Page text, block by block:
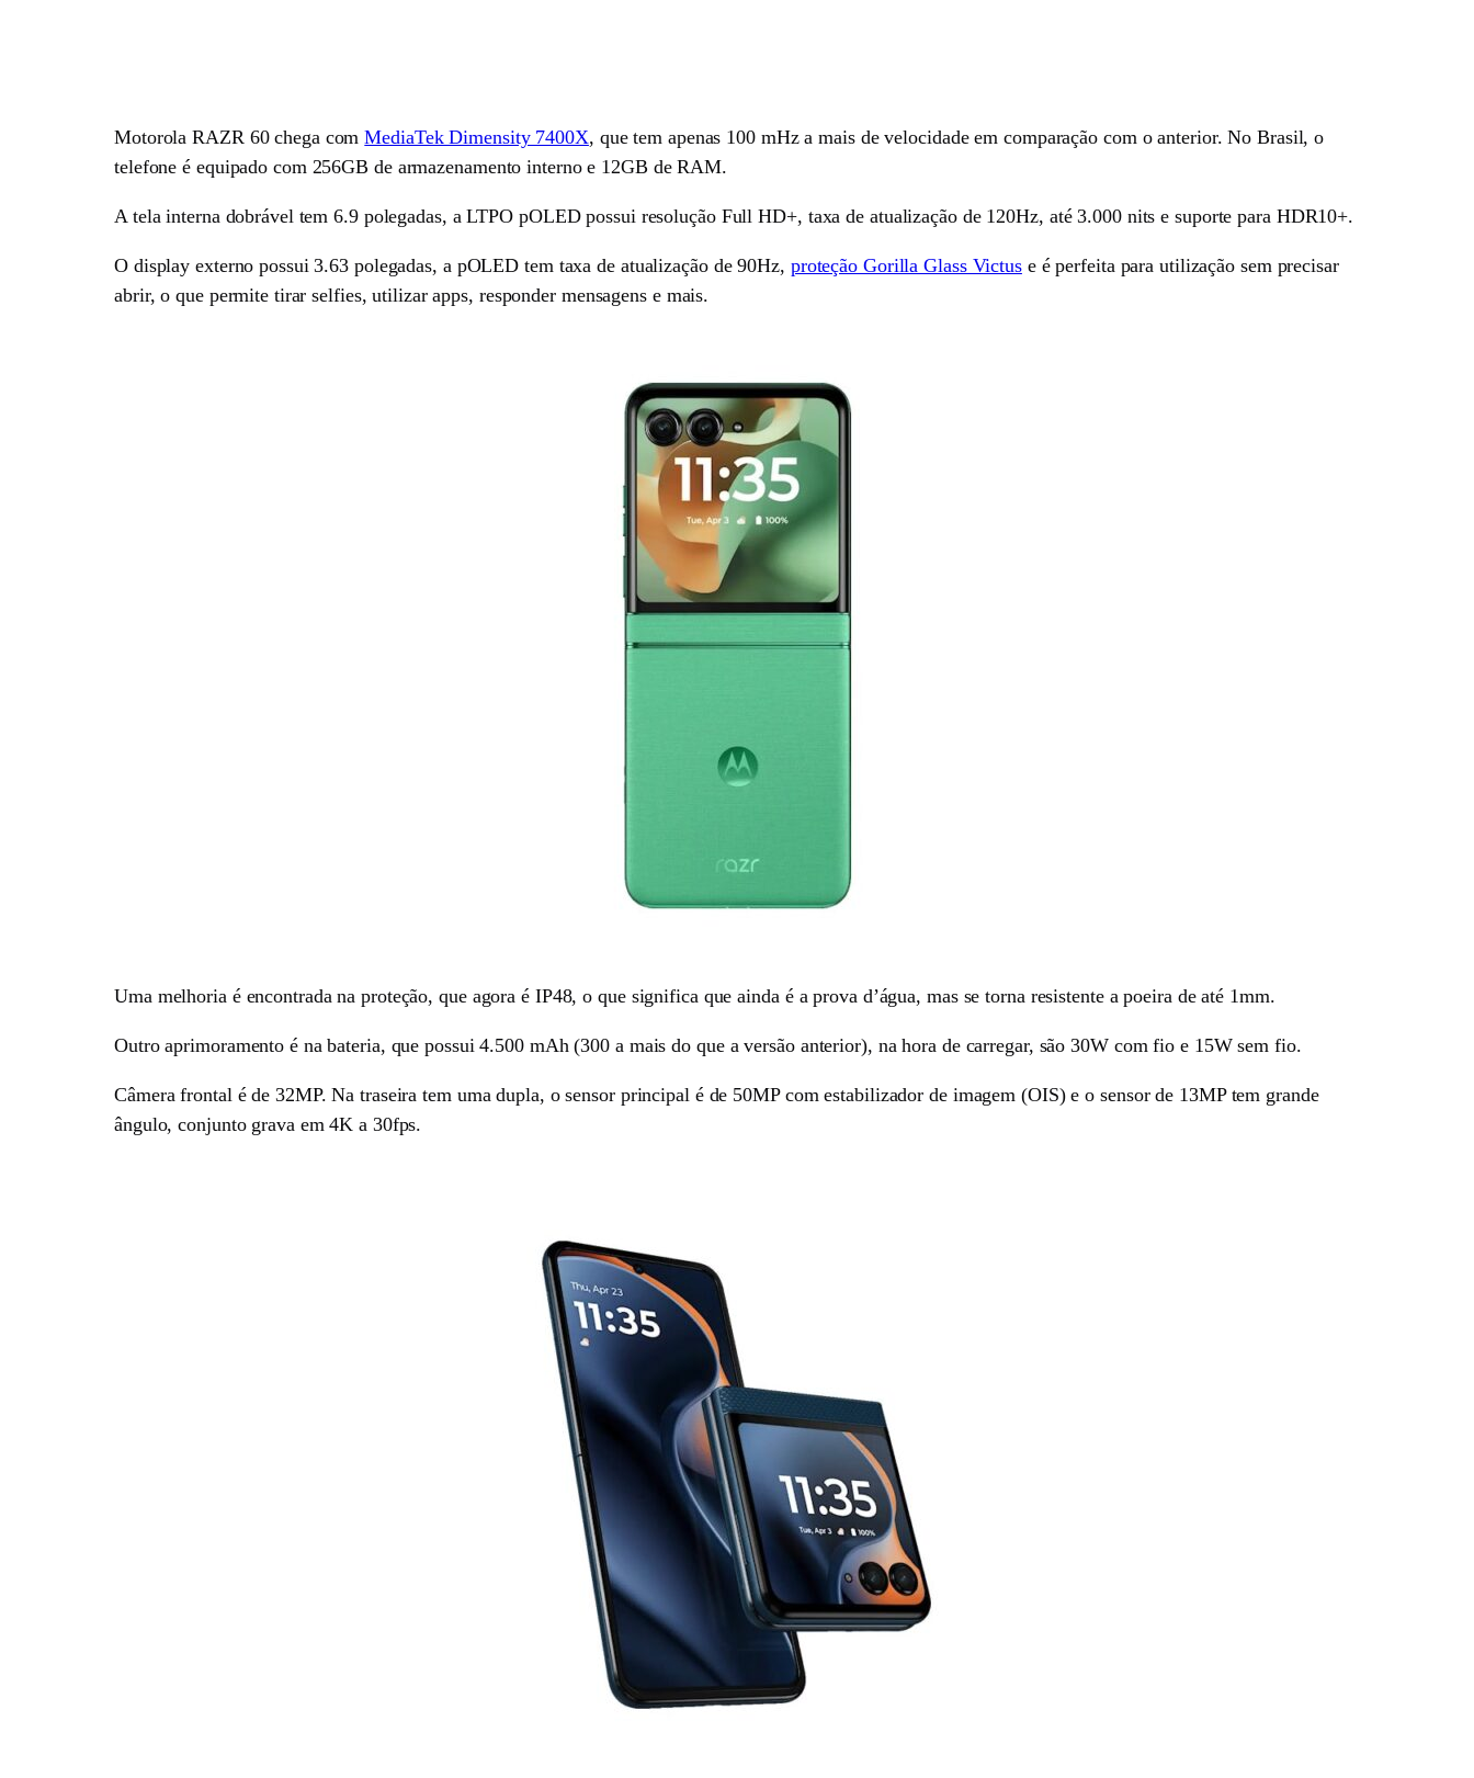
Motorola RAZR 60 chega comMediaTek Dimensity 7400X, que tem apenas 100 mHz a mais de velocidade em comparação com o anterior. No Brasil, o
telefone é equipado com 256GB de armazenamento interno e 12GB de RAM.
A tela interna dobrável tem 6.9 polegadas, a LTPO pOLED possui resolução Full HD+, taxa de atualização de 120Hz, até 3.000 nits e suporte para HDR10+.
O display externo possui 3.63 polegadas, a pOLED tem taxa de atualização de 90Hz, proteção Gorilla Glass Victuse é perfeita para utilização sem precisar
abrir, o que permite tirar selfies, utilizar apps, responder mensagens e mais.
Uma melhoria é encontrada na proteção, que agora é IP48, o que significa que ainda é a prova d’água, mas se torna resistente a poeira de até 1mm.
Outro aprimoramento é na bateria, que possui 4.500 mAh (300 a mais do que a versão anterior), na hora de carregar, são 30W com fio e 15W sem fio.
Câmera frontal é de 32MP. Na traseira tem uma dupla, o sensor principal é de 50MP com estabilizador de imagem (OIS) e o sensor de 13MP tem grande
ângulo, conjunto grava em 4K a 30fps.